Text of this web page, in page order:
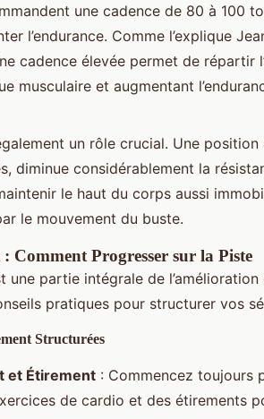
une cadence de 80 à 100
l’endurance. Comme l’explique
cadence élevée permet de répartir
musculaire et augmentant
un rôle crucial. Une
diminue considérablement la
le haut du corps aussi
le mouvement du buste.
Comment Progresser sur la Piste
une partie intégrale de
pratiques pour structurer vos
Structurées
et Étirement : Commencez toujours
de cardio et des étirements